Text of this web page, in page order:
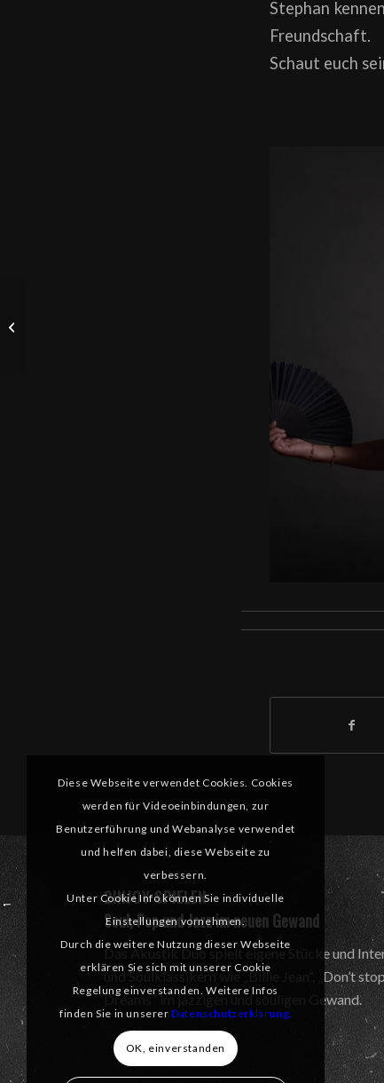
Stephan
Freundschaft.
Schaut euch
2INJOY SPIELEN
Soul, Pop und Jazz im neuen Gewand
Das Akustik Duo spielt eigene Stücke und
und Soulklassikern wie „Billie Jean“, „Don’t
Dreams“ im jazzigen und souligen Gewand.
Diese Webseite verwendet Cookies. Cookies
werden für Videoeinbindungen, zur
Benutzerführung und Webanalyse verwendet
und helfen dabei, diese Webseite zu
verbessern.
Unter Cookie Info können Sie individuelle
Einstellungen vornehmen.
Durch die weitere Nutzung dieser Webseite
erklären Sie sich mit unserer Cookie
Regelung einverstanden. Weitere Infos
finden Sie in unsererDatenschutzerklärung.
OK, einverstanden